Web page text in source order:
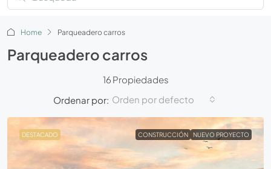
Home Parqueadero carros
Parqueadero carros
16 Propiedades
Ordenar por: Orden por defecto
DESTACADO CONSTRUCCIÓN NUEVO PROYECTO